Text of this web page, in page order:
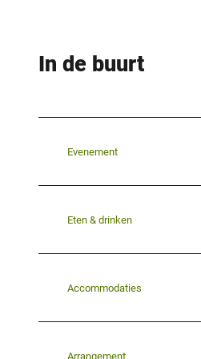
In de buurt
Evenement
Eten & drinken
Accommodaties
Arrangement